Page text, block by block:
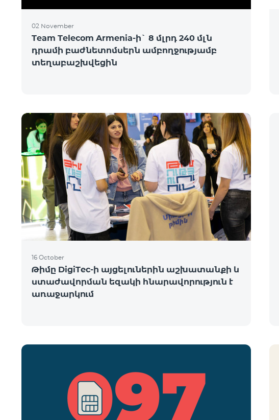
02 November
Team Telecom Armenia-ի` 8 մլրդ 240 մլն
դրամի բաժնետոմսերն ամբողջությամբ
տեղաբաշխվեցին
16 October
Թիմը DigiTec-ի այցելուներին աշխատանքի և
ստաժավորման եզակի հնարավորություն է
առաջարկում